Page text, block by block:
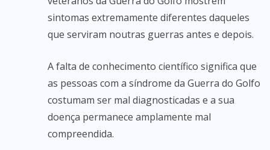
sintomas extremamente diferentes daqueles
que serviram noutras guerras antes e depois.
A falta de conhecimento científico significa que
as pessoas com a síndrome da Guerra do Golfo
costumam ser mal diagnosticadas e a sua
doença permanece amplamente mal
compreendida.